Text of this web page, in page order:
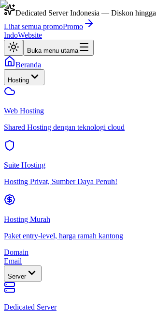
Dedicated Server Indonesia — Diskon hingga
Lihat semua promoPromo
IndoWebsite
Buka menu utama
Beranda
Hosting
Web Hosting
Shared Hosting dengan teknologi cloud
Suite Hosting
Hosting Privat, Sumber Daya Penuh!
Hosting Murah
Paket entry-level, harga ramah kantong
Domain
Email
Server
Dedicated Server